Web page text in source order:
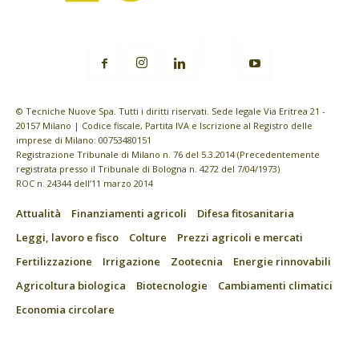
© Tecniche Nuove Spa. Tutti i diritti riservati. Sede legale Via Eritrea 21 -
20157 Milano | Codice fiscale, Partita IVA e Iscrizione al Registro delle
imprese di Milano: 00753480151
Registrazione Tribunale di Milano n. 76 del 5.3.2014 (Precedentemente
registrata presso il Tribunale di Bologna n. 4272 del 7/04/1973)
ROC n. 24344 dell’11 marzo 2014
Attualità Finanziamenti agricoli
Difesa fitosanitaria
Leggi, lavoro e fisco
Colture
Prezzi agricoli e mercati
Fertilizzazione
Irrigazione Zootecnia
Energie rinnovabili
Agricoltura biologica
Biotecnologie
Cambiamenti climatici
Economia circolare